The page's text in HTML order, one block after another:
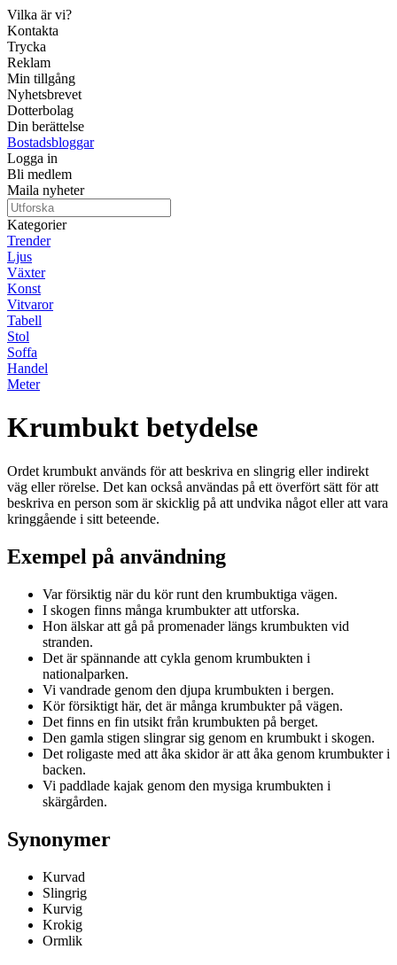
Vilka är vi?
Kontakta
Trycka
Reklam
Min tillgång
Nyhetsbrevet
Dotterbolag
Din berättelse
Bostadsbloggar
Logga in
Bli medlem
Maila nyheter
Kategorier
Trender
Ljus
Växter
Konst
Vitvaror
Tabell
Stol
Soffa
Handel
Meter
Krumbukt betydelse
Ordet krumbukt används för att beskriva en slingrig eller indirekt
väg eller rörelse. Det kan också användas på ett överfört sätt för att
beskriva en person som är skicklig på att undvika något eller att vara
kringgående i sitt beteende.
Exempel på användning
Var försiktig när du kör runt den krumbuktiga vägen.
I skogen finns många krumbukter att utforska.
Hon älskar att gå på promenader längs krumbukten vid
stranden.
Det är spännande att cykla genom krumbukten i
nationalparken.
Vi vandrade genom den djupa krumbukten i bergen.
Kör försiktigt här, det är många krumbukter på vägen.
Det finns en fin utsikt från krumbukten på berget.
Den gamla stigen slingrar sig genom en krumbukt i skogen.
Det roligaste med att åka skidor är att åka genom krumbukter i
backen.
Vi paddlade kajak genom den mysiga krumbukten i
skärgården.
Synonymer
Kurvad
Slingrig
Kurvig
Krokig
Ormlik